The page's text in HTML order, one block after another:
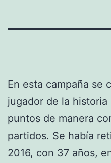
En esta campaña se
jugador de la
puntos de manera
partidos. Se había
2016, con 37 años,